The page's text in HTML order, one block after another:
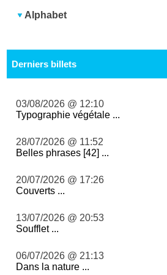
Alphabet
Derniers billets
03/08/2026 @ 12:10
Typographie végétale ...
28/07/2026 @ 11:52
Belles phrases [42] ...
20/07/2026 @ 17:26
Couverts ...
13/07/2026 @ 20:53
Soufflet ...
06/07/2026 @ 21:13
Dans la nature ...